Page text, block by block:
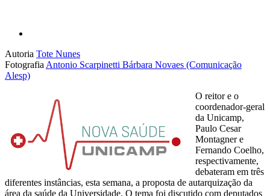
Autoria Tote Nunes
Fotografia Antonio Scarpinetti Bárbara Novaes (Comunicação
Alesp)
O reitor e o
coordenador-geral
da Unicamp,
Paulo Cesar
Montagner e
Fernando Coelho,
respectivamente,
debateram em três
diferentes instâncias, esta semana, a proposta de autarquização da
área da saúde da Universidade. O tema foi discutido com deputados